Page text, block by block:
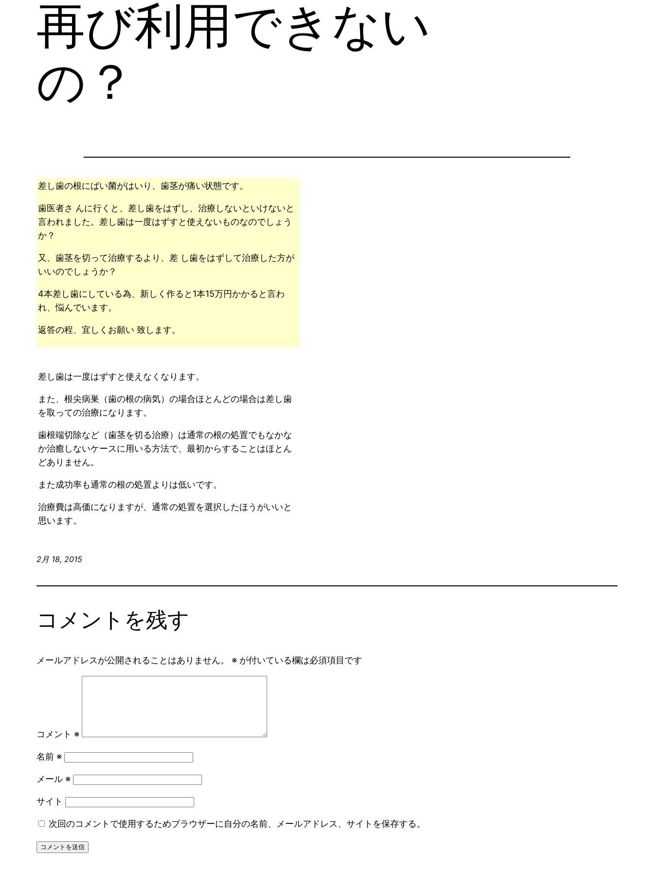
再び利用できない
の？
差し歯の根にばい菌がはいり、歯茎が痛い状態です。
歯医者さ んに行くと、差し歯をはずし、治療しないといけないと
言われました。差し歯は一度はずすと使えないものなのでしょう
か？
又、歯茎を切って治療するより、差 し歯をはずして治療した方が
いいのでしょうか？
4本差し歯にしている為、新しく作ると1本15万円かかると言わ
れ、悩んでいます。
返答の程、宜しくお願い 致します。
差し歯は一度はずすと使えなくなります。
また、根尖病巣（歯の根の病気）の場合ほとんどの場合は差し歯
を取っての治療になります。
歯根端切除など（歯茎を切る治療）は通常の根の処置でもなかな
か治癒しないケースに用いる方法で、最初からすることはほとん
どありません。
また成功率も通常の根の処置よりは低いです。
治療費は高価になりますが、通常の処置を選択したほうがいいと
思います。
2月 18, 2015
コメントを残す
メールアドレスが公開されることはありません。 ※ が付いている欄は必須項目です
コメント ※
名前 ※
メール ※
サイト
次回のコメントで使用するためブラウザーに自分の名前、メールアドレス、サイトを保存する。